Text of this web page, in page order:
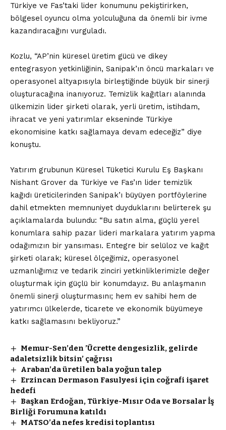
Türkiye ve Fas’taki lider konumunu pekiştirirken,
bölgesel oyuncu olma yolculuğuna da önemli bir ivme
kazandıracağını vurguladı.
Kozlu, “AP’nin küresel üretim gücü ve dikey
entegrasyon yetkinliğinin, Sanipak’ın öncü markaları ve
operasyonel altyapısıyla birleştiğinde büyük bir sinerji
oluşturacağına inanıyoruz. Temizlik kağıtları alanında
ülkemizin lider şirketi olarak, yerli üretim, istihdam,
ihracat ve yeni yatırımlar ekseninde Türkiye
ekonomisine katkı sağlamaya devam edeceğiz” diye
konuştu.
Yatırım grubunun Küresel Tüketici Kurulu Eş Başkanı
Nishant Grover da Türkiye ve Fas’ın lider temizlik
kağıdı üreticilerinden Sanipak’ı büyüyen portföylerine
dahil etmekten memnuniyet duyduklarını belirterek şu
açıklamalarda bulundu: “Bu satın alma, güçlü yerel
konumlara sahip pazar lideri markalara yatırım yapma
odağımızın bir yansıması. Entegre bir selüloz ve kağıt
şirketi olarak; küresel ölçeğimiz, operasyonel
uzmanlığımız ve tedarik zinciri yetkinliklerimizle değer
oluşturmak için güçlü bir konumdayız. Bu anlaşmanın
önemli sinerji oluşturmasını; hem ev sahibi hem de
yatırımcı ülkelerde, ticarete ve ekonomik büyümeye
katkı sağlamasını bekliyoruz.”
Memur-Sen’den ’Ücrette dengesizlik, gelirde
adaletsizlik bitsin’ çağrısı
Araban’da üretilen bala yoğun talep
Erzincan Dermason Fasulyesi için coğrafi işaret
hedefi
Başkan Erdoğan, Türkiye-Mısır Oda ve Borsalar İş
Birliği Forumuna katıldı
MATSO’da nefes kredisi toplantısı